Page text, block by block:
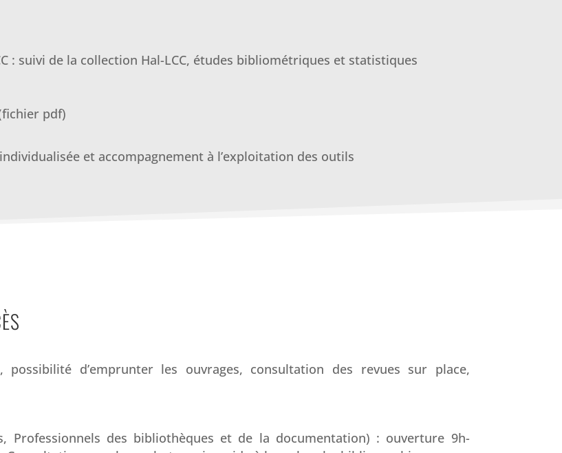
: suivi de la collection Hal-LCC, études bibliométriques et statistiques
pdf)
et accompagnement à l’exploitation des outils
d’emprunter les ouvrages, consultation des revues sur place,
Professionnels des bibliothèques et de la documentation) : ouverture 9h-